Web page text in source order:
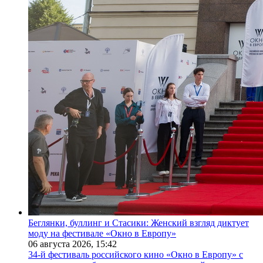
Беглянки, буллинг и Стасики: Женский взгляд диктует
моду на фестивале «Окно в Европу»
06 августа 2026, 15:42
34-й фестиваль российского кино «Окно в Европу» с